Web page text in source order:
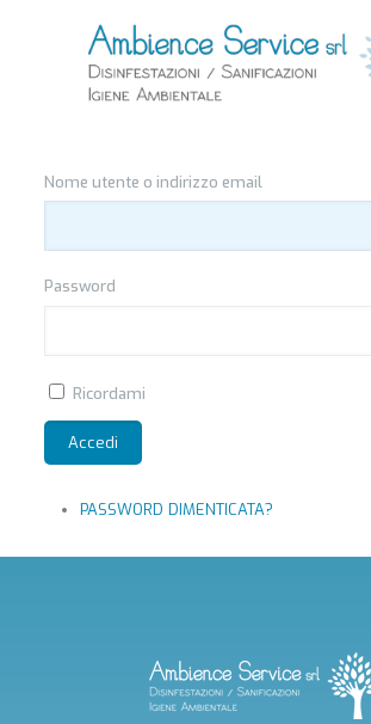
Nome utente o indirizzo email
Password
Ricordami
Accedi
PASSWORD DIMENTICATA?